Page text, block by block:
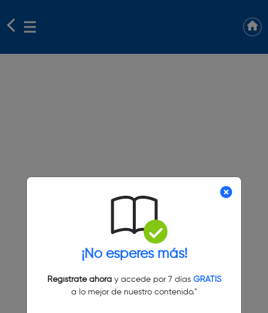
¡No esperes más!
Regístrate ahoray accede por 7 días GRATIS
a lo mejor de nuestro contenido."